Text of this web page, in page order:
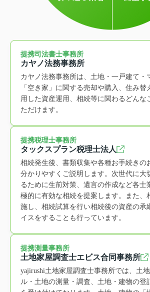
提携司法書士事務所
カヤノ法務事務所
カヤノ法務事務所は、土地・一戸建て・
「空き家」に関する売却や購入、住み
用した資産運用、相続等に関わるどんな
ただけます。
提携税理士事務所
タックスプラン税理士法人
相続発生後、書類収集や各種お手続きの
分かりやすくご説明します。次世代に大
るために生前対策、遺言の作成など各士
極的に有効な相続を提案します。また、
施し、相続試算を行い相続後の資産の承
イスをすることも行っています。
提携測量事務所
土地家屋調査士エビス合同事務所
yajirushi土地家屋調査士事務所では、土
ル・土地の測量・調査、土地・建物の登